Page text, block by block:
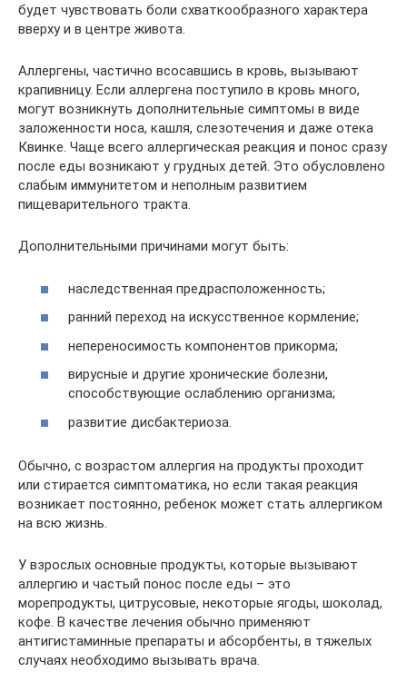
будет чувствовать боли схваткообразного характера
вверху и в центре живота.
Аллергены, частично всосавшись в кровь, вызывают
крапивницу. Если аллергена поступило в кровь много,
могут возникнуть дополнительные симптомы в виде
заложенности носа, кашля, слезотечения и даже отека
Квинке. Чаще всего аллергическая реакция и понос сразу
после еды возникают у грудных детей. Это обусловлено
слабым иммунитетом и неполным развитием
пищеварительного тракта.
Дополнительными причинами могут быть:
наследственная предрасположенность;
ранний переход на искусственное кормление;
непереносимость компонентов прикорма;
вирусные и другие хронические болезни,
способствующие ослаблению организма;
развитие дисбактериоза.
Обычно, с возрастом аллергия на продукты проходит
или стирается симптоматика, но если такая реакция
возникает постоянно, ребенок может стать аллергиком
на всю жизнь.
У взрослых основные продукты, которые вызывают
аллергию и частый понос после еды – это
морепродукты, цитрусовые, некоторые ягоды, шоколад,
кофе. В качестве лечения обычно применяют
антигистаминные препараты и абсорбенты, в тяжелых
случаях необходимо вызывать врача.